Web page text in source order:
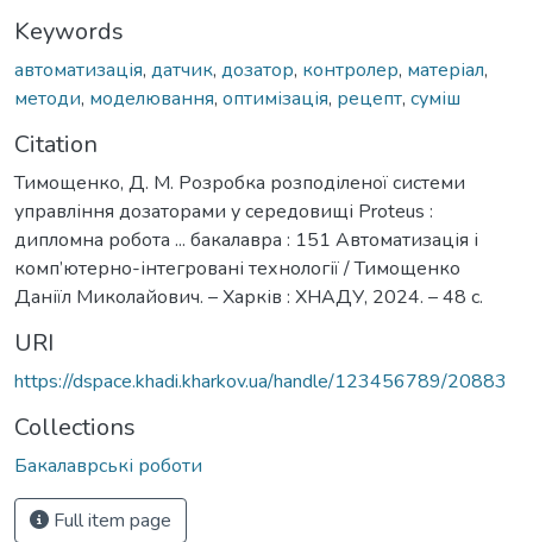
Keywords
автоматизація, датчик, дозатор, контролер, матеріал,
методи, моделювання, оптимізація, рецепт, суміш
Citation
Тимощенко, Д. М. Розробка розподіленої системи
управління дозаторами у середовищі Proteus :
дипломна робота ... бакалавра : 151 Автоматизація і
комп’ютерно-інтегровані технології / Тимощенко
Даніїл Миколайович. – Харків : ХНАДУ, 2024. – 48 с.
URI
https://dspace.khadi.kharkov.ua/handle/123456789/20883
Collections
Бакалаврські роботи
Full item page